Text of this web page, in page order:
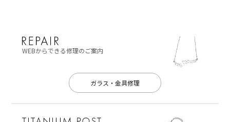
WEBからできる修理のご案内
ガラス・金具修理